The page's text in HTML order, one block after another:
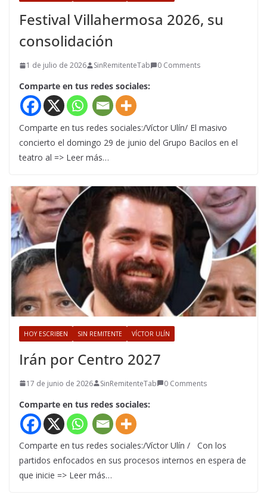
Festival Villahermosa 2026, su
consolidación
1 de julio de 2026 SinRemitenteTab 0 Comments
Comparte en tus redes sociales:
Comparte en tus redes sociales:/Víctor Ulín/ El masivo
concierto el domingo 29 de junio del Grupo Bacilos en el
teatro al => Leer más…
HOY ESCRIBEN SIN REMITENTE VÍCTOR ULÍN
Irán por Centro 2027
17 de junio de 2026 SinRemitenteTab 0 Comments
Comparte en tus redes sociales:
Comparte en tus redes sociales:/Víctor Ulín / Con los
partidos enfocados en sus procesos internos en espera de
que inicie => Leer más…